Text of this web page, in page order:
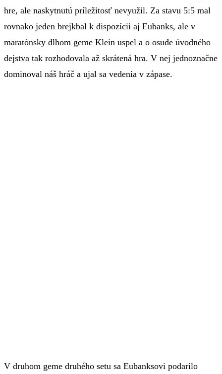
hre, ale naskytnutú príležitosť nevyužil. Za stavu 5:5 mal
rovnako jeden brejkbal k dispozícii aj Eubanks, ale v
maratónsky dlhom geme Klein uspel a o osude úvodného
dejstva tak rozhodovala až skrátená hra. V nej jednoznačne
dominoval náš hráč a ujal sa vedenia v zápase.
V druhom geme druhého setu sa Eubanksovi podarilo